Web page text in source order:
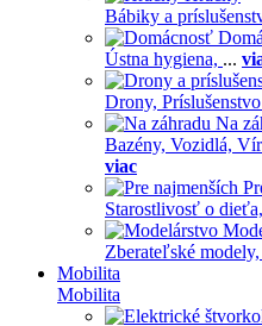
Bábiky a
Ústna hygiena, ...
Drony,
Na
Bazény, Vozidlá,
viac
Starostlivosť o dieťa,
Zberateľské modely,
Mobilita
Mobilita